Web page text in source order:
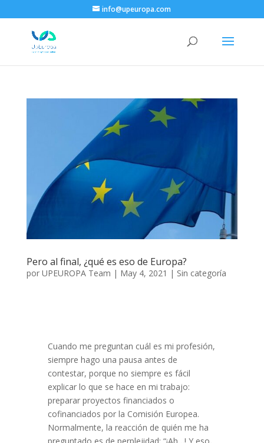
info@upeuropa.com
Pero al final, ¿qué es eso de Europa?
por UPEUROPA Team | May 4, 2021 | Sin categoría
Cuando me preguntan cuál es mi profesión,
siempre hago una pausa antes de
contestar, porque no siempre es fácil
explicar lo que se hace en mi trabajo:
preparar proyectos financiados o
cofinanciados por la Comisión Europea.
Normalmente, la reacción de quién me ha